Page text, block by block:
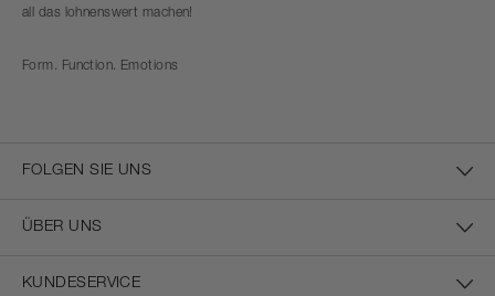
all das lohnenswert machen!
Form. Function. Emotions
FOLGEN SIE UNS
ÜBER UNS
KUNDESERVICE